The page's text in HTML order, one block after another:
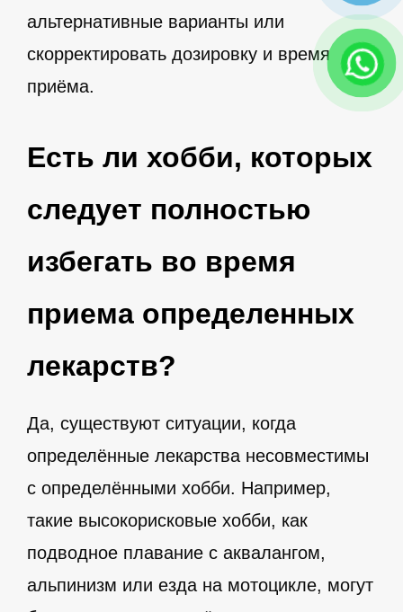
альтернативные варианты или
скорректировать дозировку и время
приёма.
Есть ли хобби, которых
следует полностью
избегать во время
приема определенных
лекарств?
Да, существуют ситуации, когда
определённые лекарства несовместимы
с определёнными хобби. Например,
такие высокорисковые хобби, как
подводное плавание с аквалангом,
альпинизм или езда на мотоцикле, могут